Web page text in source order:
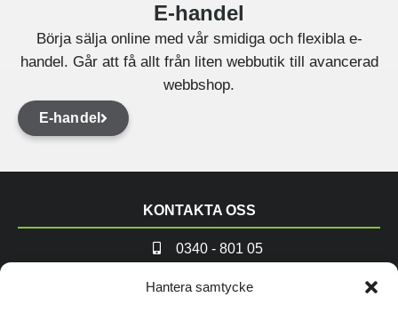
Hantera samtycke
E-handel
Börja sälja online med vår smidiga och flexibla e-
handel. Går att få allt från liten webbutik till avancerad
webbshop.
E-handel
KONTAKTA OSS
0340 - 801 05
info@andremedvanner.se